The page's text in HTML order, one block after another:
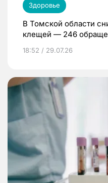
Здоровье
В Томской области
клещей — 246
18:52 / 29.07.26